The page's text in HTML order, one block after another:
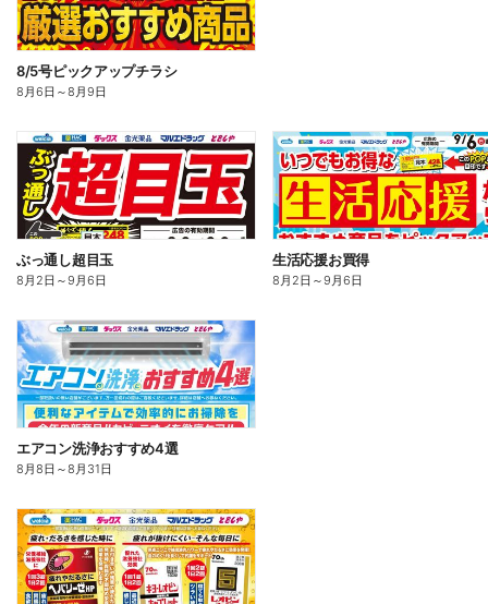
8/5号ピックアップチラシ
8月6日 ～8月9日
ぶっ通し超目玉
8月2日 ～9月6日
生活応援お買得
8月2日 ～9月6日
エアコン洗浄おすすめ4選
8月8日 ～8月31日